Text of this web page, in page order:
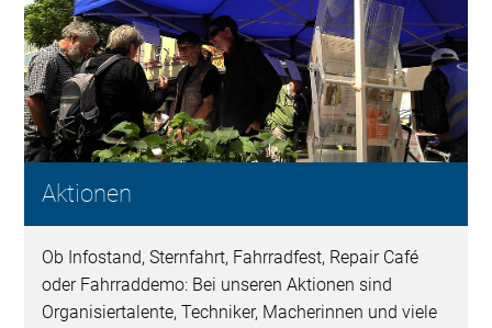
Aktionen
Ob Infostand, Sternfahrt, Fahrradfest, Repair Café
oder Fahrraddemo: Bei unseren Aktionen sind
Organisiertalente, Techniker, Macherinnen und viele